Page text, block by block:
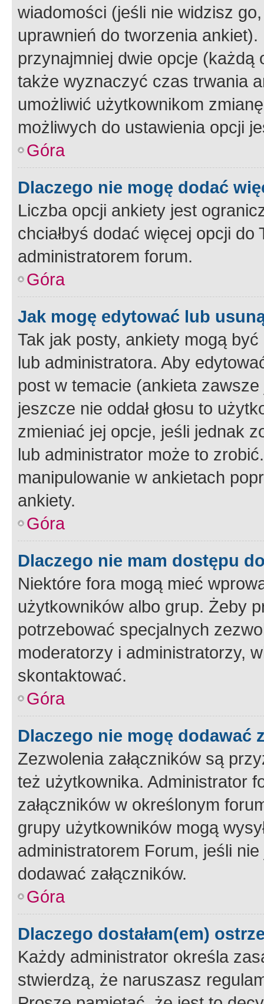
wiadomości (jeśli nie widzisz
uprawnień do tworzenia
przynajmniej dwie opcje
także wyznaczyć czas trwania
umożliwić użytkownikom
możliwych do ustawienia opcji
Góra
Dlaczego nie mogę dodać
Liczba opcji ankiety jest
chciałbyś dodać więcej opcji
administratorem forum.
Góra
Jak mogę edytować lub
Tak jak posty, ankiety mogą
lub administratora. Aby
post w temacie (ankieta
jeszcze nie oddał głosu to
zmieniać jej opcje, jeśli jednak
lub administrator może to
manipulowanie w ankietach
ankiety.
Góra
Dlaczego nie mam dostępu
Niektóre fora mogą mieć
użytkowników albo grup. Żeby
potrzebować specjalnych
moderatorzy i administratorzy,
skontaktować.
Góra
Dlaczego nie mogę dodawać
Zezwolenia załączników są
też użytkownika. Administrator
załączników w określonym
grupy użytkowników mogą
administratorem Forum, jeśli
dodawać załączników.
Góra
Dlaczego dostałam(em)
Każdy administrator określa
stwierdzą, że naruszasz